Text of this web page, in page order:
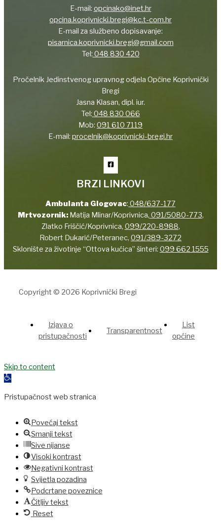
E-mail: opcinako@inet.hr
opcina.koprivnicki.bregi@kc.t-com.hr
E-mail za službeno dopisavanje:
pisarnica.koprivnicki.bregi@gmail.com
Tel: 048 830 420
Pročelnik Jedinstvenog upravnog odjela Općine Koprivnički
Bregi
Jasna Klasan, dipl. iur.
Tel: 048 830 066
Mob: 091 610 7119
E-mail: procelnik@koprivnicki-bregi.hr
BRZI LINKOVI
Ambulanta Glogovac: 048/637-177
Mrtvozornik:Matija Mlinar/Koprivnica, 091/5080-773,
Zlatko Friščić/Koprivnica, 099/220-8988,
Robert Dukarić/Peteranec, 091/389-3272
Sklonište za životinje “Ottova kućica” šinteri: 099 662 1555
Copyright © 2026 Koprivnički Bregi
Izjava o
pristupačnosti
Transparentnost
List
općine
Grandpashabetjojobet
Skip to content
Open
Pristupačnost web stranica
Povećaj tekst
Smanji tekst
Sive nijanse
Visoki kontrast
Negativni kontrast
Svijetla pozadina
Podcrtane poveznice
Čitljiv tekst
Reset